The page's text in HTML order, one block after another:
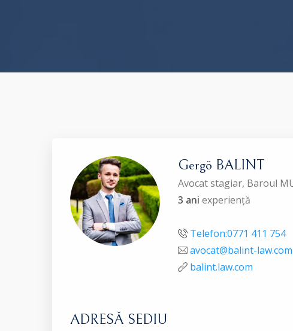
Gergö BALINT
Avocat stagiar, Baroul
3 ani experiență
Telefon:0771 411 754
avocat@balint-law.com
balint.law.com
ADRESĂ SEDIU